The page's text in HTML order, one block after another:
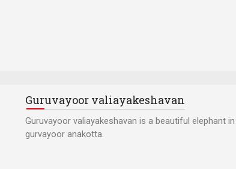
Guruvayoor valiayakeshavan
Guruvayoor valiayakeshavan is a beautiful elephant in
gurvayoor anakotta.